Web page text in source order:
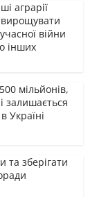
аграрії
вирощувати
війни
інших
мільйонів,
залишається
Україні
та зберігати